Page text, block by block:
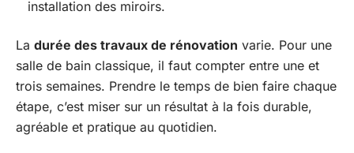
installation des miroirs.
La durée des travaux de rénovation varie. Pour une
salle de bain classique, il faut compter entre une et
trois semaines. Prendre le temps de bien faire chaque
étape, c’est miser sur un résultat à la fois durable,
agréable et pratique au quotidien.